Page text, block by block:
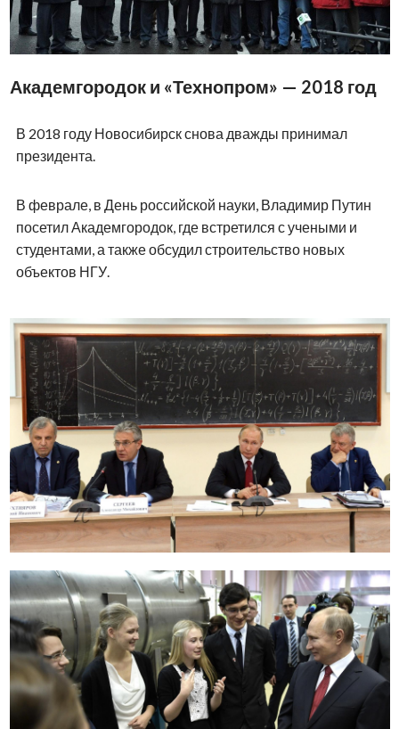
Академгородок и «Технопром» — 2018 год
В 2018 году Новосибирск снова дважды принимал
президента.
В феврале, в День российской науки, Владимир Путин
посетил Академгородок, где встретился с учеными и
студентами, а также обсудил строительство новых
объектов НГУ.